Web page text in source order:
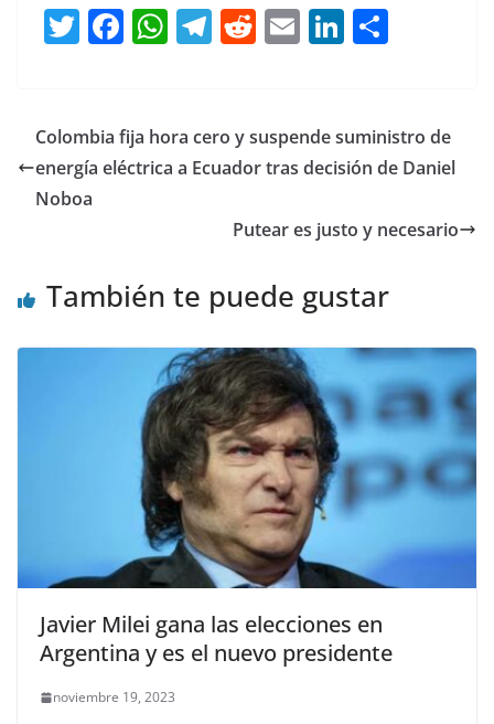
T
w
er
F
a
e
b
k
W
h
s
A
T
el
gr
a
R
e
di
t
E
m
l
Li
n
e
dI
p
ar
Colombia fija hora cero y suspende suministro de
energía eléctrica a Ecuador tras decisión de Daniel
Noboa
Putear es justo y necesario
También te puede gustar
Javier Milei gana las elecciones en
Argentina y es el nuevo presidente
noviembre 19, 2023